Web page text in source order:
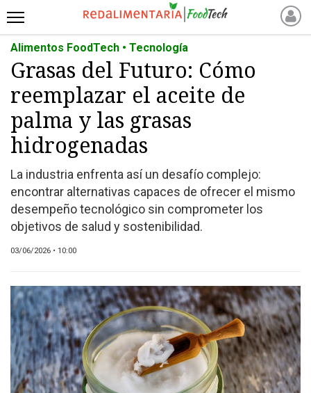
INICIO
NOTICIAS RECIENTES
NOTICIAS
PROTEÍNAS
ALTERNATIVAS
ANIMAL FREE
FOODTECH
OTROS INGREDIENTES
QUIÉNES SOMOS
SERVICIOS
Alimentos FoodTech • Tecnología
Grasas del Futuro: Cómo
reemplazar el aceite de
palma y las grasas
hidrogenadas
La industria enfrenta así un desafío complejo:
encontrar alternativas capaces de ofrecer el mismo
desempeño tecnológico sin comprometer los
objetivos de salud y sostenibilidad.
03/06/2026 • 10:00